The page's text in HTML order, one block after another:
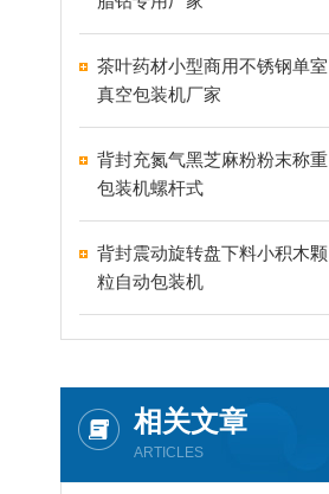
茶叶药材小型商用不锈钢单室
真空包装机厂家
背封充氮气黑芝麻粉粉末称重
包装机螺杆式
背封震动旋转盘下料小积木颗
粒自动包装机
相关文章
ARTICLES